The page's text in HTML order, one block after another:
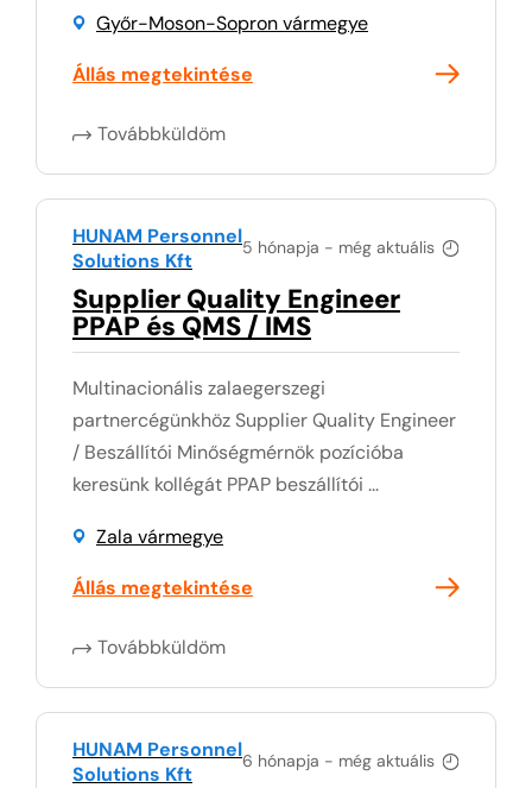
Győr-Moson-Sopron vármegye
Állás megtekintése
Továbbküldöm
5 hónapja - még aktuális
HUNAM Personnel
Solutions Kft
Supplier Quality Engineer
PPAP és QMS / IMS
Multinacionális zalaegerszegi
partnercégünkhöz Supplier Quality Engineer
/ Beszállítói Minőségmérnök pozícióba
keresünk kollégát PPAP beszállítói ...
Zala vármegye
Állás megtekintése
Továbbküldöm
6 hónapja - még aktuális
HUNAM Personnel
Solutions Kft